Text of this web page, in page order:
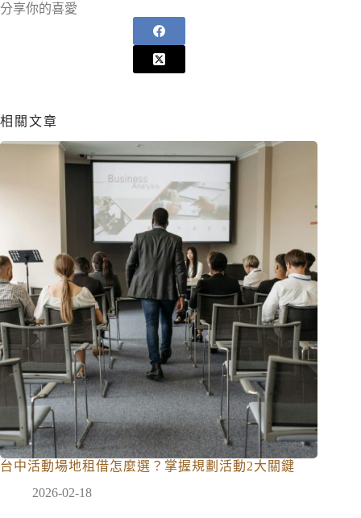
分享你的喜愛
相關文章
台中活動場地租借怎麼選？掌握規劃活動2大關鍵
2026-02-18